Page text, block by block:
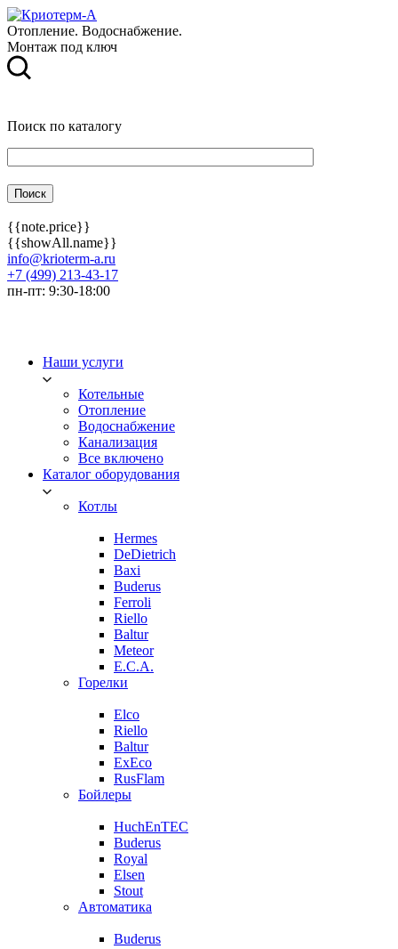
Отопление. Водоснабжение.
Монтаж под ключ
Поиск по каталогу
{{note.price}}
{{showAll.name}}
info@krioterm-a.ru
+7 (499) 213-43-17
пн-пт: 9:30-18:00
Наши услуги
Котельные
Отопление
Водоснабжение
Канализация
Все включено
Каталог оборудования
Котлы
Hermes
DeDietrich
Baxi
Buderus
Ferroli
Riello
Baltur
Meteor
E.C.A.
Горелки
Elco
Riello
Baltur
ExEco
RusFlam
Бойлеры
HuchEnTEC
Buderus
Royal
Elsen
Stout
Автоматика
Buderus